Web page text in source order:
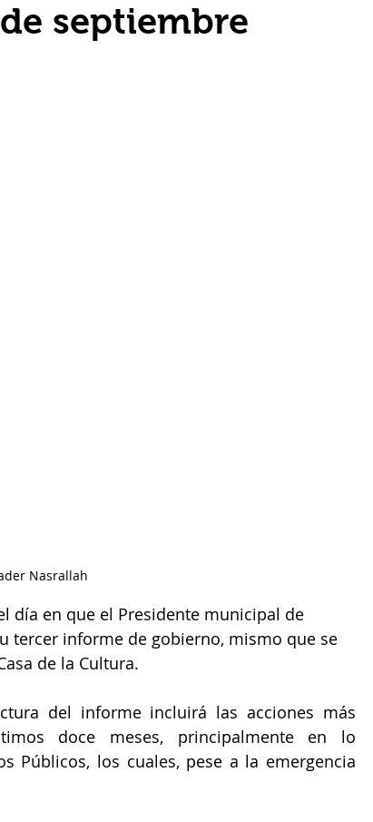
septiembre
Nasrallah
día en que el Presidente municipal de
tercer informe de gobierno, mismo que se
de la Cultura.
del informe incluirá las acciones más
doce meses, principalmente en lo
Públicos, los cuales, pese a la emergencia